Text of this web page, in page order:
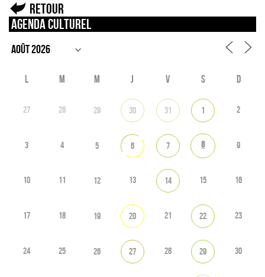
Retour
Agenda culturel
L M M J V S D
27 28 29 30 31 1 2
3 4 5 6 7 8 9
10 11 12 13 14 15 16
17 18 19 20 21 22 23
24 25 26 27 28 29 30